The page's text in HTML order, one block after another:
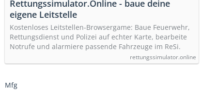
Rettungssimulator.Online - baue deine
eigene Leitstelle
Kostenloses Leitstellen-Browsergame: Baue Feuerwehr,
Rettungsdienst und Polizei auf echter Karte, bearbeite
Notrufe und alarmiere passende Fahrzeuge im ReSi.
rettungssimulator.online
Mfg